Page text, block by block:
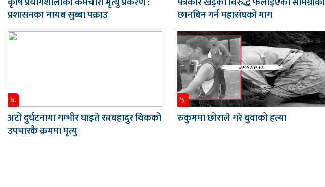
प्रशासनका नायब सुब्बा पक्राउ
छानबिन गर्न महासंघको माग
४.
अटो दुर्घटनामा गम्भीर घाइते रत्नबहादुर विकको
उपचारकै क्रममा मृत्यु
५.
रुकुममा छोराले गरे बुवाको हत्या